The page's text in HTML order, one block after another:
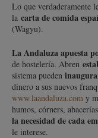
Lo que verdaderamente
la carta de comida
(Wagyu).
La Andaluza apuesta
de hostelería. Abren
sistema pueden
dinero a sus nuevos
www.laandaluza.com y
humos, córners,
la necesidad de cada
le interese.